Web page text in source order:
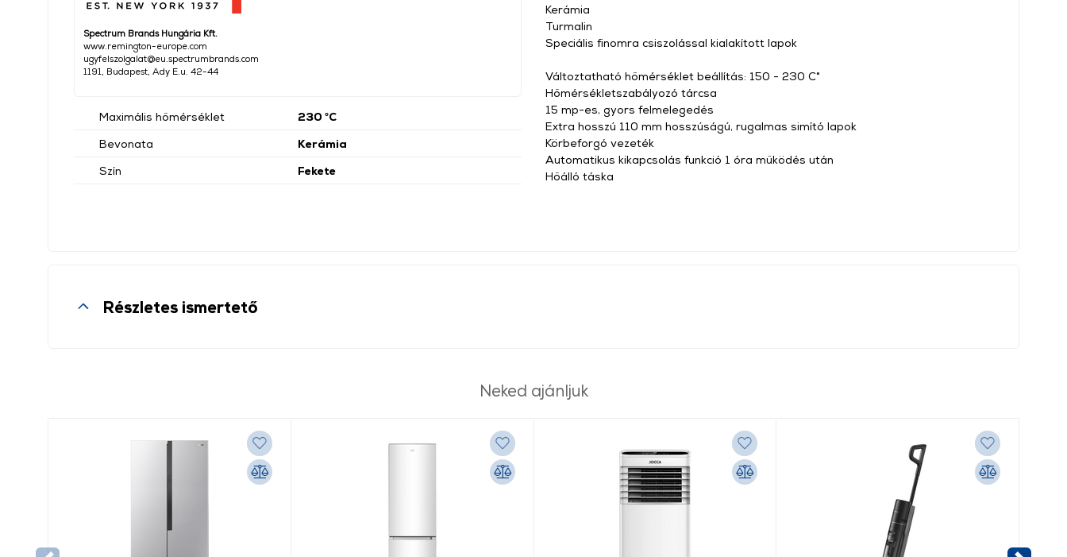
Spectrum Brands Hungária Kft.
www.remington-europe.com
ugyfelszolgalat@eu.spectrumbrands.com
1191, Budapest, Ady E.u. 42-44
Maximális hőmérséklet
230 °C
Bevonata
Kerámia
Szín
Fekete
Kerámia
Turmalin
Speciális finomra csiszolással kialakított lapok
Változtatható hőmérséklet beállítás: 150 - 230 C°
Hőmérsékletszabályozó tárcsa
15 mp-es, gyors felmelegedés
Extra hosszú 110 mm hosszúságú, rugalmas simító lapok
Körbeforgó vezeték
Automatikus kikapcsolás funkció 1 óra működés után
Hőálló táska
Részletes ismertető
Neked ajánljuk